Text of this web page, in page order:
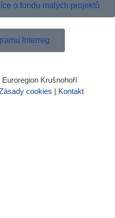
o fondu malých projektů
Interreg
Euroregion Krušnohoří
cookies​ | Kontakt​